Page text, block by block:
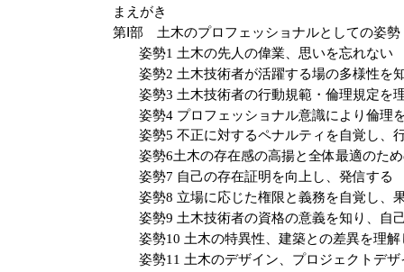
まえがき
第Ⅰ部 土木のプロフェッショナルとしての姿勢
姿勢1 土木の先人の偉業、思いを忘れない
姿勢2 土木技術者が活躍する場の多様性を
姿勢3 土木技術者の行動規範・倫理規定を
姿勢4 プロフェッショナル意識により倫理
姿勢5 不正に対するペナルティを自覚し、
姿勢6土木の存在感の高揚と全体最適のた
姿勢7 自己の存在証明を向上し、発信する
姿勢8 立場に応じた権限と義務を自覚し、
姿勢9 土木技術者の資格の意義を知り、自
姿勢10 土木の特異性、建築との差異を理
姿勢11 土木のデザイン、プロジェクトデ